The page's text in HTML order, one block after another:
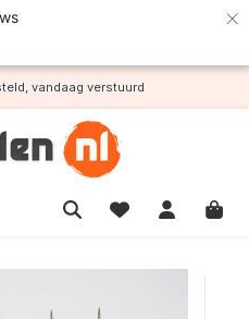
×
vandaag verstuurd